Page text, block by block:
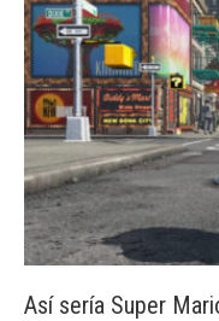
Así sería Super